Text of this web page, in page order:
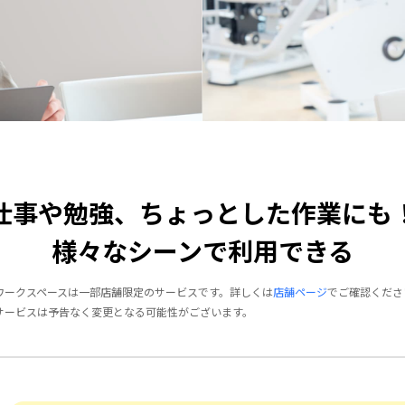
事や勉強、ちょっとした作業にも
様々なシーンで利用できる
ークスペースは一部店舗限定のサービスです。詳しくは店舗ページでご確認くだ
ービスは予告なく変更となる可能性がございます。